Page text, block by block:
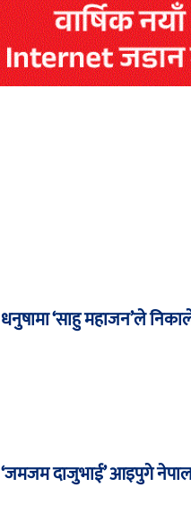
धनुषामा ‘साहु महाजन’ले
‘जमजम दाजुभाई’ आइपुगे